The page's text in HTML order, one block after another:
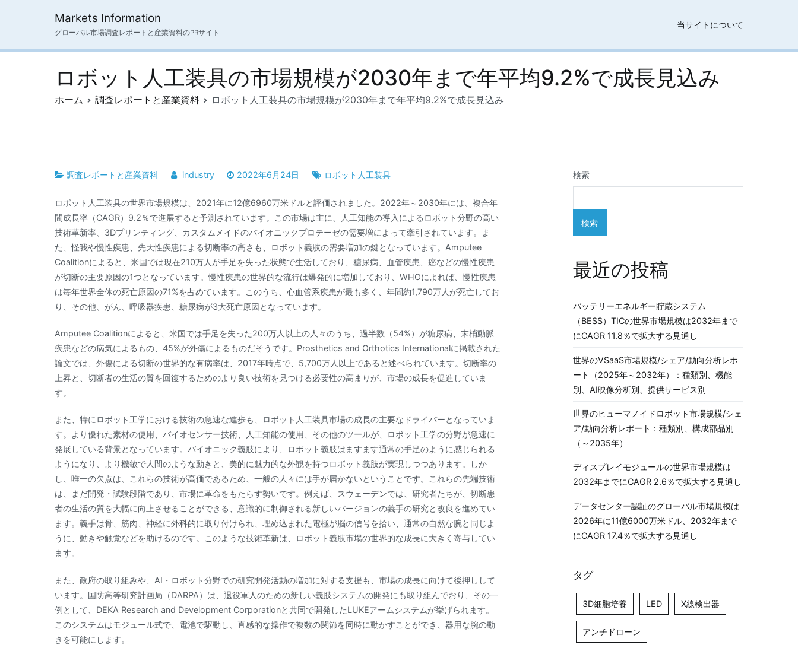
ス
Markets Information
グローバル市場調査レポートと産業資料のPRサイト
当サイトについて
ロボット人工装具の市場規模が2030年まで年平均9.2%で成長見込み
ホーム 調査レポートと産業資料 ロボット人工装具の市場規模が2030年まで年平均9.2%で成長見込み
調査レポートと産業資料 industry 2022年6月24日 ロボット人工装具
ロボット人工装具の世界市場規模は、2021年に12億6960万米ドルと評価されました。2022年～2030年には、複合年
間成長率（CAGR）9.2％で進展すると予測されています。この市場は主に、人工知能の導入によるロボット分野の高い
技術革新率、3Dプリンティング、カスタムメイドのバイオニックプロテーゼの需要増によって牽引されています。ま
た、怪我や慢性疾患、先天性疾患による切断率の高さも、ロボット義肢の需要増加の鍵となっています。Amputee
Coalitionによると、米国では現在210万人が手足を失った状態で生活しており、糖尿病、血管疾患、癌などの慢性疾患
が切断の主要原因の1つとなっています。慢性疾患の世界的な流行は爆発的に増加しており、WHOによれば、慢性疾患
は毎年世界全体の死亡原因の71%を占めています。このうち、心血管系疾患が最も多く、年間約1,790万人が死亡してお
り、その他、がん、呼吸器疾患、糖尿病が3大死亡原因となっています。
Amputee Coalitionによると、米国では手足を失った200万人以上の人々のうち、過半数（54%）が糖尿病、末梢動脈
疾患などの病気によるもの、45%が外傷によるものだそうです。Prosthetics and Orthotics Internationalに掲載された
論文では、外傷による切断の世界的な有病率は、2017年時点で、5,700万人以上であると述べられています。切断率の
上昇と、切断者の生活の質を回復するためのより良い技術を見つける必要性の高まりが、市場の成長を促進していま
す。
また、特にロボット工学における技術の急速な進歩も、ロボット人工装具市場の成長の主要なドライバーとなっていま
す。より優れた素材の使用、バイオセンサー技術、人工知能の使用、その他のツールが、ロボット工学の分野が急速に
発展している背景となっています。バイオニック義肢により、ロボット義肢はますます通常の手足のように感じられる
ようになり、より機敏で人間のような動きと、美的に魅力的な外観を持つロボット義肢が実現しつつあります。しか
し、唯一の欠点は、これらの技術が高価であるため、一般の人々には手が届かないということです。これらの先端技術
は、まだ開発・試験段階であり、市場に革命をもたらす勢いです。例えば、スウェーデンでは、研究者たちが、切断患
者の生活の質を大幅に向上させることができる、意識的に制御される新しいバージョンの義手の研究と改良を進めてい
ます。義手は骨、筋肉、神経に外科的に取り付けられ、埋め込まれた電極が脳の信号を拾い、通常の自然な腕と同じよ
うに、動きや触覚などを助けるのです。このような技術革新は、ロボット義肢市場の世界的な成長に大きく寄与してい
ます。
また、政府の取り組みや、AI・ロボット分野での研究開発活動の増加に対する支援も、市場の成長に向けて後押しして
います。国防高等研究計画局（DARPA）は、退役軍人のための新しい義肢システムの開発にも取り組んでおり、その一
例として、DEKA Research and Development Corporationと共同で開発したLUKEアームシステムが挙げられます。
このシステムはモジュール式で、電池で駆動し、直感的な操作で複数の関節を同時に動かすことができ、器用な腕の動
きを可能にします。
検索
検索
最近の投稿
バッテリーエネルギー貯蔵システム
（BESS）TICの世界市場規模は2032年まで
にCAGR 11.8％で拡大する見通し
世界のVSaaS市場規模/シェア/動向分析レポ
ート（2025年～2032年）：種類別、機能
別、AI映像分析別、提供サービス別
世界のヒューマノイドロボット市場規模/シェ
ア/動向分析レポート：種類別、構成部品別
（～2035年）
ディスプレイモジュールの世界市場規模は
2032年までにCAGR 2.6％で拡大する見通し
データセンター認証のグローバル市場規模は
2026年に11億6000万米ドル、2032年まで
にCAGR 17.4％で拡大する見通し
タグ
3D細胞培養 LED X線検出器
アンチドローン